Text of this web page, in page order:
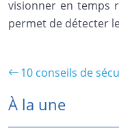
visionner en temps
permet de détecter
10 conseils de
À la une